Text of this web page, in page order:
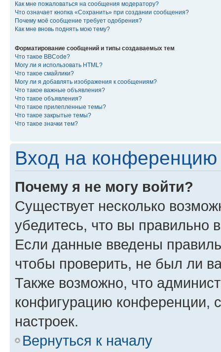
Как мне пожаловаться на сообщения модератору?
Что означает кнопка «Сохранить» при создании сообщения?
Почему моё сообщение требует одобрения?
Как мне вновь поднять мою тему?
Форматирование сообщений и типы создаваемых тем
Что такое BBCode?
Могу ли я использовать HTML?
Что такое смайлики?
Могу ли я добавлять изображения к сообщениям?
Что такое важные объявления?
Что такое объявления?
Что такое прилепленные темы?
Что такое закрытые темы?
Что такое значки тем?
Вход на конференцию
Почему я не могу войти?
Существует несколько
убедитесь, что вы правильно
Если данные введены
чтобы проверить, не был ли
Также возможно, что
конфигурацию конференции,
настроек.
Вернуться к началу